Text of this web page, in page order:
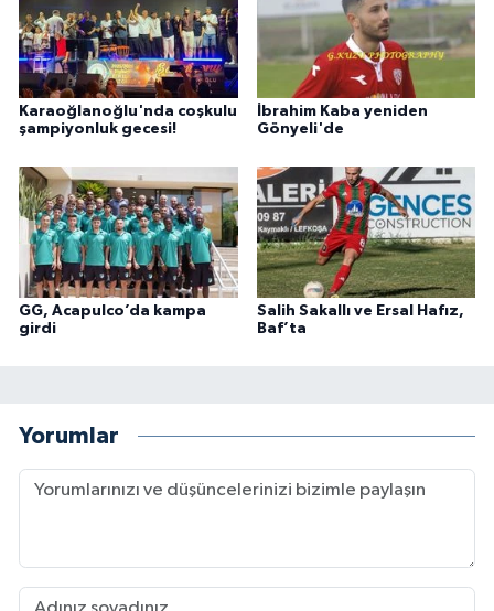
Karaoğlanoğlu'nda coşkulu
şampiyonluk gecesi!
İbrahim Kaba yeniden
Gönyeli'de
GG, Acapulco’da kampa
girdi
Salih Sakallı ve Ersal Hafız,
Baf’ta
Yorumlar